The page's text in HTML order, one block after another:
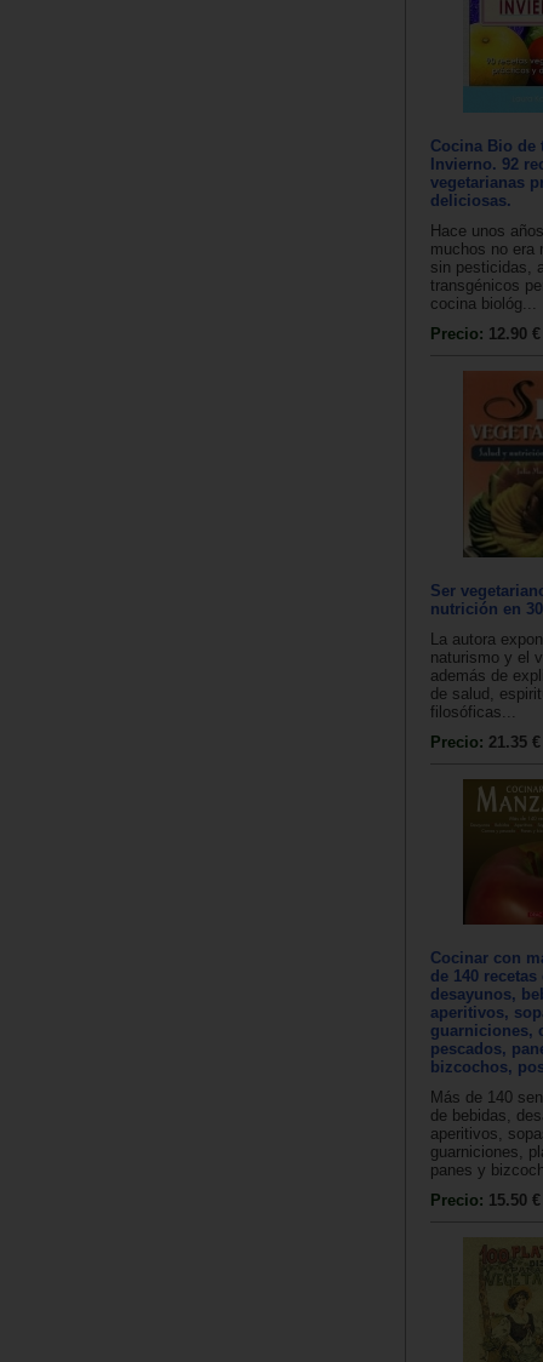
Cocina Bio de
Invierno. 92
vegetarianas
deliciosas.
Hace unos
muchos no era
sin pesticidas,
transgénicos
cocina biológ...
Precio: 12.90 €
Ser
nutrición en
La autora
naturismo y el
además de
de salud,
filosóficas...
Precio: 21.35 €
Cocinar con
de 140 recetas
desayunos,
aperitivos,
guarniciones,
pescados,
bizcochos,
Más de 140
de bebidas,
aperitivos,
guarniciones,
panes y
Precio: 15.50 €